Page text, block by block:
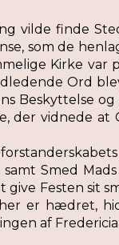
vilde finde
som de
Kirke var
Ord
Beskyttelse
der vidnede at
Smed
Festen sit
er hædret,
af Fredericia: